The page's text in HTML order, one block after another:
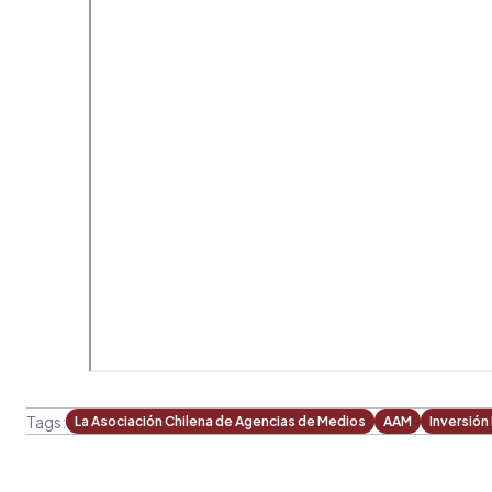
Tags: La Asociación Chilena de Agencias de Medios AAM Inversión